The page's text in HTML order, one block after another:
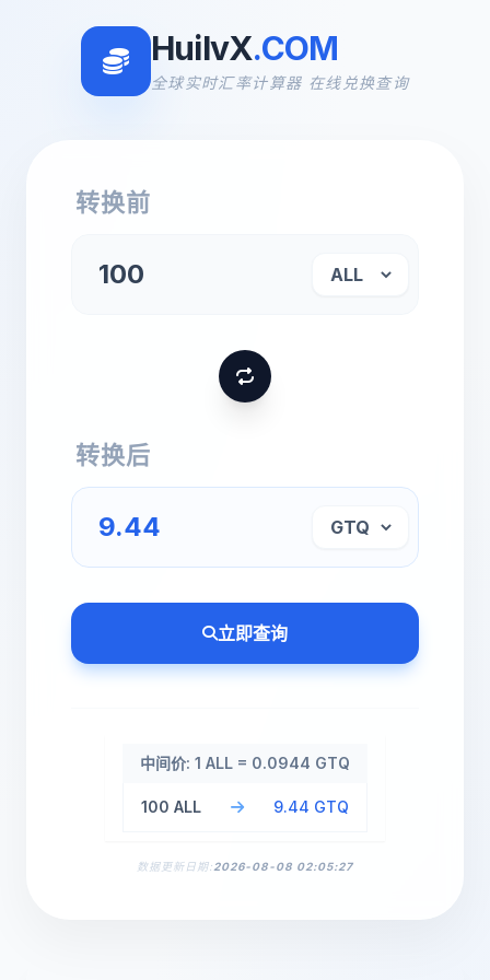
HuilvX.COM
全球实时汇率计算器 在线兑换查询
转换前
转换后
立即查询
中间价: 1 ALL = 0.0944 GTQ
100 ALL 9.44 GTQ
数据更新日期:2026-08-08 02:05:27